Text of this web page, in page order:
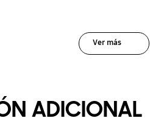
Ver más
ADICIONAL